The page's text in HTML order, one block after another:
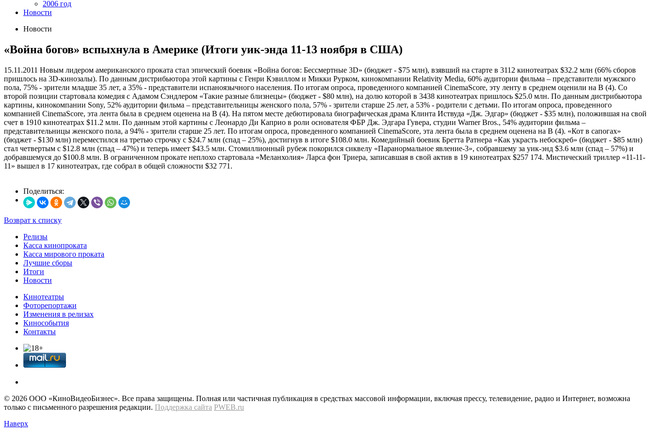
2006 год
Новости
Новости
«Война богов» вспыхнула в Америке (Итоги уик-энда 11-13 ноября в США)
15.11.2011 Новым лидером американского проката стал эпический боевик «Война богов: Бессмертные 3D» (бюджет - $75 млн), взявший на старте в 3112 кинотеатрах $32.2 млн (66% сборов
пришлось на 3D-кинозалы). По данным дистрибьютора этой картины с Генри Кэвиллом и Микки Рурком, кинокомпании Relativity Media, 60% аудитории фильма – представители мужского
пола, 75% - зрители младше 35 лет, а 35% - представители испаноязычного населения. По итогам опроса, проведенного компанией CinemaScore, эту ленту в среднем оценили на B (4). Со
второй позиции стартовала комедия с Адамом Сэндлером «Такие разные близнецы» (бюджет - $80 млн), на долю которой в 3438 кинотеатрах пришлось $25.0 млн. По данным дистрибьютора
картины, кинокомпании Sony, 52% аудитории фильма – представительницы женского пола, 57% - зрители старше 25 лет, а 53% - родители с детьми. По итогам опроса, проведенного
компанией CinemaScore, эта лента была в среднем оценена на B (4). На пятом месте дебютировала биографическая драма Клинта Иствуда «Дж. Эдгар» (бюджет - $35 млн), положившая на свой
счет в 1910 кинотеатрах $11.2 млн. По данным этой картины с Леонардо Ди Каприо в роли основателя ФБР Дж. Эдгара Гувера, студии Warner Bros., 54% аудитории фильма –
представительницы женского пола, а 94% - зрители старше 25 лет. По итогам опроса, проведенного компанией CinemaScore, эта лента была в среднем оценена на B (4). «Кот в сапогах»
(бюджет - $130 млн) переместился на третью строчку с $24.7 млн (спад – 25%), достигнув в итоге $108.0 млн. Комедийный боевик Бретта Ратнера «Как украсть небоскреб» (бюджет - $85 млн)
стал четвертым с $12.8 млн (спад – 47%) и теперь имеет $43.5 млн. Стомиллионный рубеж покорился сиквелу «Паранормальное явление-3», собравшему за уик-энд $3.6 млн (спад – 57%) и
добравшемуся до $100.8 млн. В ограниченном прокате неплохо стартовала «Меланхолия» Ларса фон Триера, записавшая в свой актив в 19 кинотеатрах $257 174. Мистический триллер «11-11-
11» вышел в 17 кинотеатрах, где собрал в общей сложности $32 771.
Поделиться:
Возврат к списку
Релизы
Касса кинопроката
Касса мирового проката
Лучшие сборы
Итоги
Новости
Кинотеатры
Фоторепортажи
Изменения в релизах
Кинособытия
Контакты
© 2026 OOО «КиноВидеоБизнес». Все права защищены. Полная или частичная публикация в средствах массовой информации, включая прессу, телевидение, радио и Интернет, возможна
только с письменного разрешения редакции. Поддержка сайта PWEB.ru
Наверх